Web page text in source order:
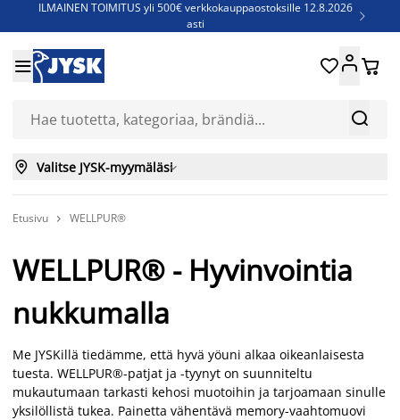
ILMAINEN TOIMITUS yli 500€ verkkokauppaostoksille 12.8.2026
asti

Jenkkisänkyjä - Säästä jopa 60%


 
 Valitse JYSK-myymäläsi
Etusivu  WELLPUR®
WELLPUR® - Hyvinvointia
nukkumalla
Me JYSKillä tiedämme, että hyvä yöuni alkaa oikeanlaisesta
tuesta. WELLPUR®-patjat ja -tyynyt on suunniteltu
mukautumaan tarkasti kehosi muotoihin ja tarjoamaan sinulle
yksilöllistä tukea. Painetta vähentävä memory-vaahtomuovi